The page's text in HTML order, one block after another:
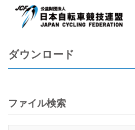
ダウンロード
ファイル検索